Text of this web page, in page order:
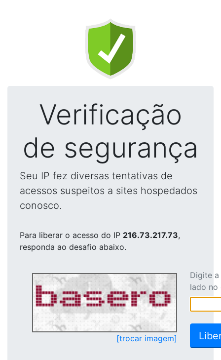
Verificação
de segurança
Seu IP fez diversas tentativas de
acessos suspeitos a sites hospedados
conosco.
Para liberar o acesso do IP 216.73.217.73,
responda ao desafio abaixo.
[trocar imagem]
Digite
lado no